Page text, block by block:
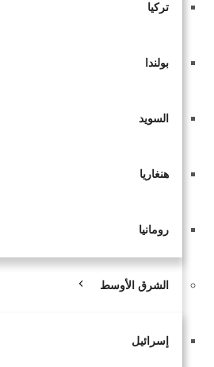
تركيا
بولندا
السويد
هنغاريا
رومانيا
الشرق الأوسط
إسرائيل